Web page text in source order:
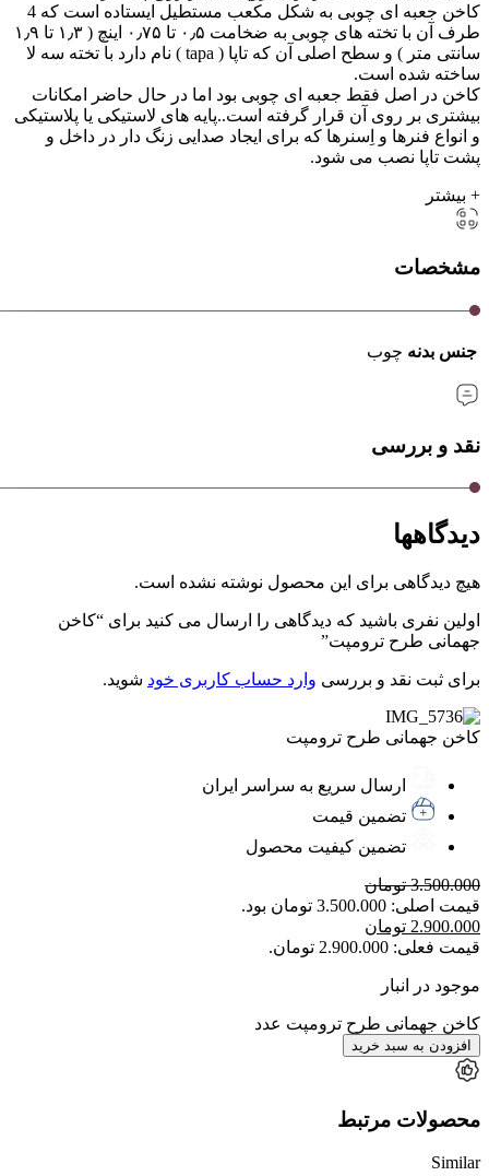
کاخن جعبه ای چوبی به شکل مکعب مستطیل ایستاده است که 4
طرف آن با تخته های چوبی به ضخامت ۰٫۵ تا ۰٫۷۵ اینچ ( ۱٫۳ تا ۱٫۹
سانتی متر ) و سطح اصلی آن که تاپا ( tapa ) نام دارد با تخته سه لا
ساخته شده است.
کاخن در اصل فقط جعبه ای چوبی بود اما در حال حاضر امکانات
بیشتری بر روی آن قرار گرفته است..پایه های لاستیکی یا پلاستیکی
و انواع فنرها و اِسنرها که برای ایجاد صدایی زنگ دار در داخل و
پشت تاپا نصب می شود.
+ بیشتر
مشخصات
جنس بدنه چوب
نقد و بررسی
دیدگاهها
هیچ دیدگاهی برای این محصول نوشته نشده است.
اولین نفری باشید که دیدگاهی را ارسال می کنید برای “کاخن
جهمانی طرح ترومپت”
برای ثبت نقد و بررسی وارد حساب کاربری خود شوید.
کاخن جهمانی طرح ترومپت
ارسال سریع به سراسر ایران
تضمین قیمت
تضمین کیفیت محصول
3.500.000 تومان
قیمت اصلی: 3.500.000 تومان بود.
2.900.000 تومان
قیمت فعلی: 2.900.000 تومان.
موجود در انبار
کاخن جهمانی طرح ترومپت عدد
افزودن به سبد خرید
محصولات مرتبط
Similar